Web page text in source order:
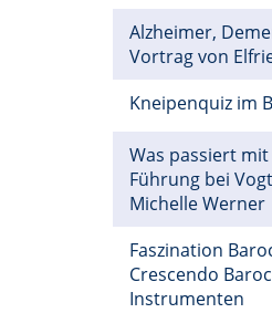
Alzheimer,
Vortrag von
Kneipenquiz im
Was passiert mit
Führung bei
Michelle Werner
Faszination
Crescendo
Instrumenten